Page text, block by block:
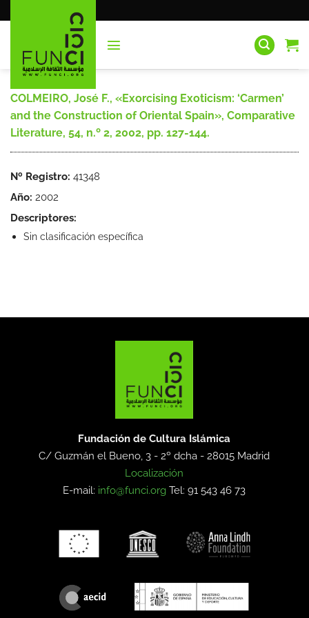
al
COLMEIRO, José F., «Exorcising Exoticism: ‘Carmen’
and the Construction of Oriental Spain», Comparative
Literature, 54, n.º 2, 2002, pp. 127-144.
Nº Registro: 41348
Año: 2002
Descriptores:
Sin clasificación específica
Fundación de Cultura Islámica
C/ Guzmán el Bueno, 3 - 2º dcha -28015 Madrid
Localización
E-mail: info@funci.org Tel: 91 543 46 73